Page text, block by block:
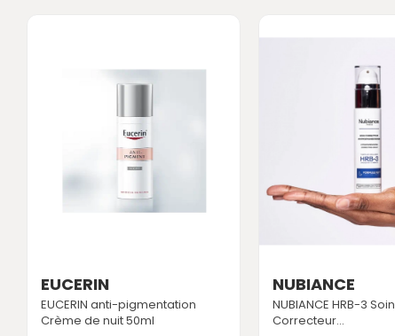
EUCERIN
EUCERIN anti-pigmentation
Crème de nuit 50ml
NUBIANCE
NUBIANCE HRB-3 Soin
Correcteur...